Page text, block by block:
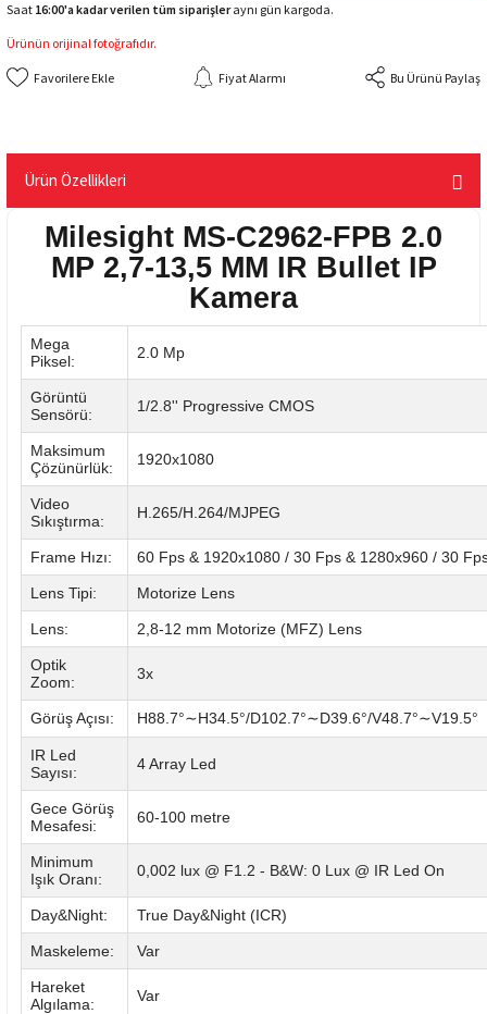
Saat 16:00'a kadar verilen tüm siparişleraynı gün kargoda.
Ürünün orijinal fotoğrafıdır.
Fiyat Alarmı Bu Ürünü Paylaş
Ürün Özellikleri
Milesight MS-C2962-FPB 2.0
MP 2,7-13,5 MM IR Bullet IP
Kamera
Mega
Piksel:
2.0 Mp
Görüntü
Sensörü:
1/2.8'' Progressive CMOS
Maksimum
Çözünürlük:
1920x1080
Video
Sıkıştırma:
H.265/H.264/MJPEG
Frame Hızı: 60 Fps & 1920x1080 / 30 Fps & 1280x960 / 30
Lens Tipi: Motorize Lens
Lens: 2,8-12 mm Motorize (MFZ) Lens
Optik
Zoom:
3x
Görüş Açısı: H88.7°∼H34.5°/D102.7°∼D39.6°/V48.7°∼V19.5°
IR Led
Sayısı:
4 Array Led
Gece Görüş
Mesafesi:
60-100 metre
Minimum
Işık Oranı:
0,002 lux @ F1.2 - B&W: 0 Lux @ IR Led On
Day&Night: True Day&Night (ICR)
Maskeleme: Var
Hareket
Algılama:
Var